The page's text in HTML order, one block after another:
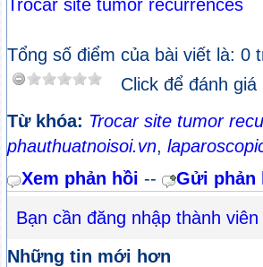
Tổng số điểm của bài viết là: 0
Click để đánh giá
Từ khóa: Trocar site tumor
phauthuatnoisoi.vn,
Xem phản hồi --
Gửi phản
Bạn cần đăng nhập thành
Những tin mới hơn